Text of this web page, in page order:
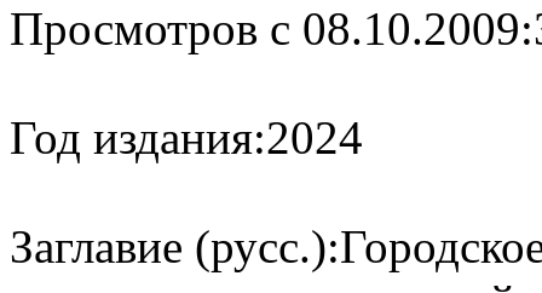
Просмотров с 08.10.2009:
Год издания:2024
Заглавие (русс.):